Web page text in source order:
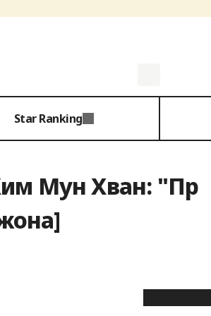
Star Ranking
Мун Хван: "Пр